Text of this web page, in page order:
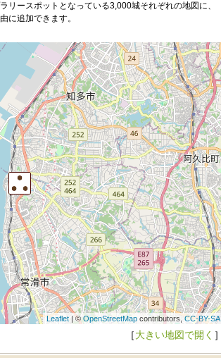
リースポットとなっている3,000城それぞれの地図に、
に追加できます。
Leaflet| ©OpenStreetMapcontributors,CC-BY-SA
［大きい地図で開く ］